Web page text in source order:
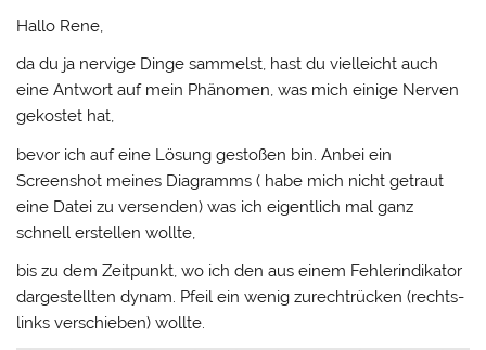
Hallo Rene,
da du ja nervige Dinge sammelst, hast du vielleicht auch
eine Antwort auf mein Phänomen, was mich einige Nerven
gekostet hat,
bevor ich auf eine Lösung gestoßen bin. Anbei ein
Screenshot meines Diagramms ( habe mich nicht getraut
eine Datei zu versenden) was ich eigentlich mal ganz
schnell erstellen wollte,
bis zu dem Zeitpunkt, wo ich den aus einem Fehlerindikator
dargestellten dynam. Pfeil ein wenig zurechtrücken (rechts-
links verschieben) wollte.